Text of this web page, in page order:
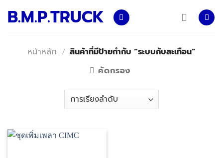
B.M.P.TRUCK
หน้าหลัก / สินค้าที่มีป้ายกำกับ “ระบบกับสะเทือน”
คัดกรอง